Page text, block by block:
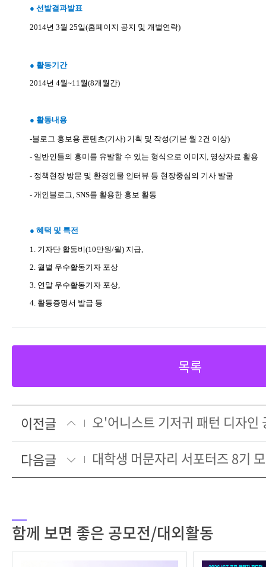
● 선발결과발표
2014년 3월 25일(홈페이지 공지 및 개별연락)
● 활동기간
2014년 4월~11월(8개월간)
● 활동내용
-블로그 홍보용 콘텐츠(기사) 기획 및 작성(기본 월 2건 이상)
- 일반인들의 흥미를 유발할 수 있는 형식으로 이미지, 영상자료 활용
- 정책현장 방문 및 환경인물 인터뷰 등 현장중심의 기사 발굴
- 개인블로그, SNS를 활용한 홍보 활동
● 혜택 및 특전
1. 기자단 활동비(10만원/월) 지급,
2. 월별 우수활동기자 포상
3. 연말 우수활동기자 포상,
4. 활동증명서 발급 등
목록
이전글
오'어니스트 기저귀 패턴 디자인
다음글
대학생 머문자리 서포터즈 8기
함께 보면 좋은 공모전/대외활동